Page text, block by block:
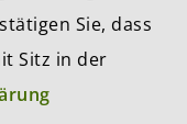
Production
Sie, dass
Sitz in der